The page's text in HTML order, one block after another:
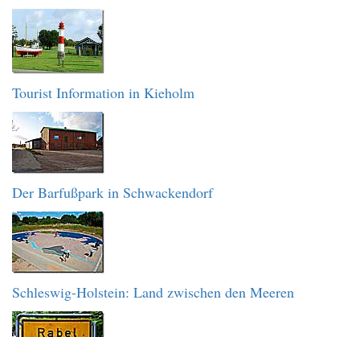
Tourist Information in Kieholm
Der Barfußpark in Schwackendorf
Schleswig-Holstein: Land zwischen den Meeren